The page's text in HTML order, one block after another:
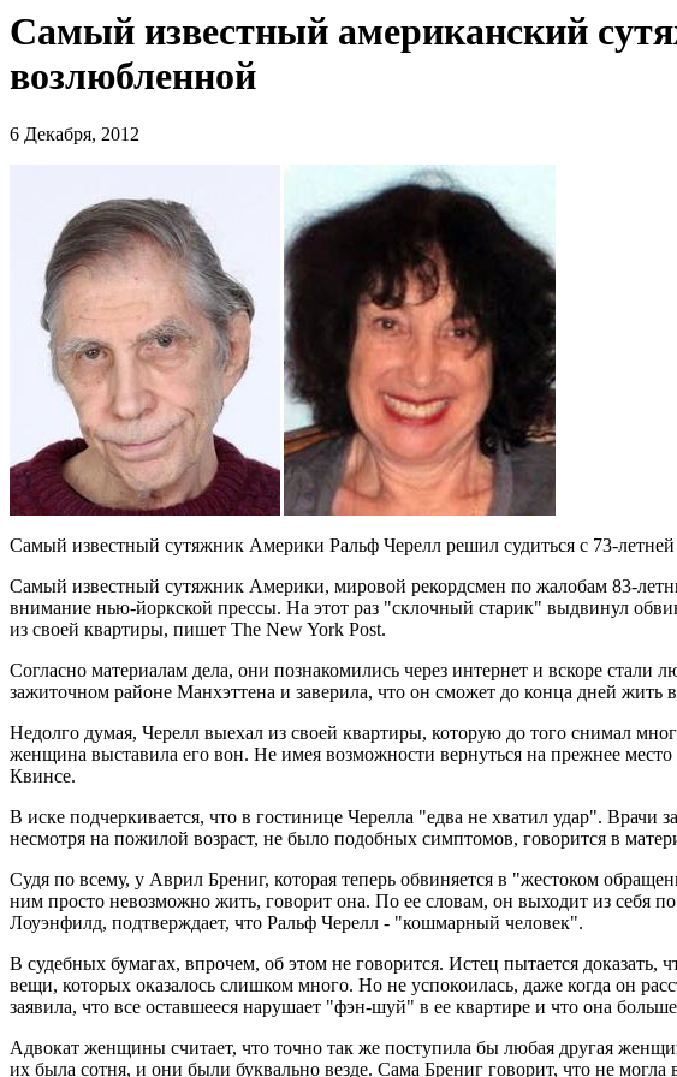
Самый известный американский
возлюбленной
6 Декабря, 2012
Самый известный сутяжник Америки Ральф Черелл решил судиться с 73-
Самый известный сутяжник Америки, мировой рекордсмен по жалобам 83-
внимание нью-йоркской прессы. На этот раз "склочный старик" выдвинул
из своей квартиры, пишет The New York Post.
Согласно материалам дела, они познакомились через интернет и вскоре стали
зажиточном районе Манхэттена и заверила, что он сможет до конца дней жить
Недолго думая, Черелл выехал из своей квартиры, которую до того снимал
женщина выставила его вон. Не имея возможности вернуться на прежнее
Квинсе.
В иске подчеркивается, что в гостинице Черелла "едва не хватил удар".
несмотря на пожилой возраст, не было подобных симптомов, говорится в
Судя по всему, у Аврил Брениг, которая теперь обвиняется в "жестоком
ним просто невозможно жить, говорит она. По ее словам, он выходит из себя
Лоуэнфилд, подтверждает, что Ральф Черелл - "кошмарный человек".
В судебных бумагах, впрочем, об этом не говорится. Истец пытается
вещи, которых оказалось слишком много. Но не успокоилась, даже когда он
заявила, что все оставшееся нарушает "фэн-шуй" в ее квартире и что она
Адвокат женщины считает, что точно так же поступила бы любая другая
их была сотня, и они были буквально везде. Сама Брениг говорит, что не